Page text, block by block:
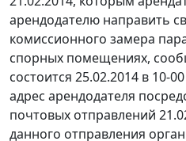
арендодателю направить
комиссионного замера
спорных помещениях,
состоится 25.02.2014 в 10-
адрес арендодателя
почтовых отправлений
данного отправления